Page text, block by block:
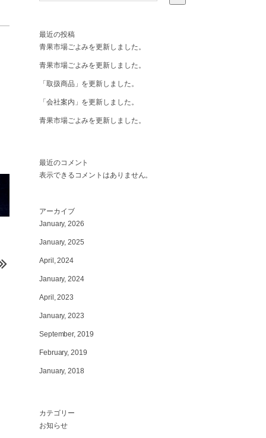
最近の投稿
青果市場ごよみを更新しました。
青果市場ごよみを更新しました。
「取扱商品」を更新しました。
「会社案内」を更新しました。
青果市場ごよみを更新しました。
最近のコメント
表示できるコメントはありません。
アーカイブ
January, 2026
January, 2025
April, 2024
January, 2024
April, 2023
January, 2023
September, 2019
February, 2019
January, 2018
カテゴリー
お知らせ